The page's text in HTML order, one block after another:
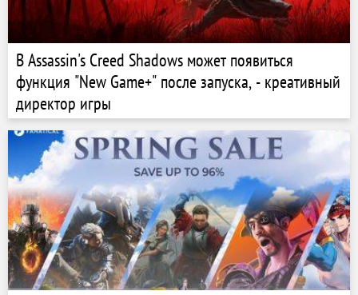
В Assassin's Creed Shadows может появиться
функция "New Game+" после запуска, - креативный
директор игры